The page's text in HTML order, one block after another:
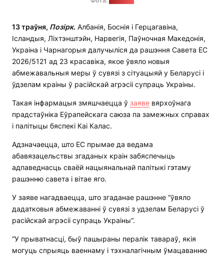
13 траўня, Позірк. Албанія, Боснія і Герцагавіна,
Ісландыя, Ліхтэнштэйн, Нарвегія, Паўночная Македонія,
Украіна і Чарнагорыя далучыліся да рашэння Савета ЕС
2026/5121 ад 23 красавіка, якое ўвяло новыя
абмежавальныя меры ў сувязі з сітуацыяй у Беларусі і
ўдзелам краіны ў расійскай агрэсіі супраць Украіны.
Такая інфармацыя змяшчаецца ў заяве вярхоўнага
прадстаўніка Еўрапейскага саюза па замежных справах
і палітыцы бяспекі Каі Калас.
Адзначаецца, што ЕС прымае да ведама
абавязацельствы згаданых краін забяспечыць
адпаведнасць сваёй нацыянальнай палітыкі гэтаму
рашэнню савета і вітае яго.
У заяве нагадваецца, што згаданае рашэнне “ўвяло
дадатковыя абмежаванні ў сувязі з удзелам Беларусі ў
расійскай агрэсіі супраць Украіны“.
“У прыватнасці, быў пашыраны пералік тавараў, якія
могуць спрыяць ваеннаму і тэхналагічным ўмацаванню